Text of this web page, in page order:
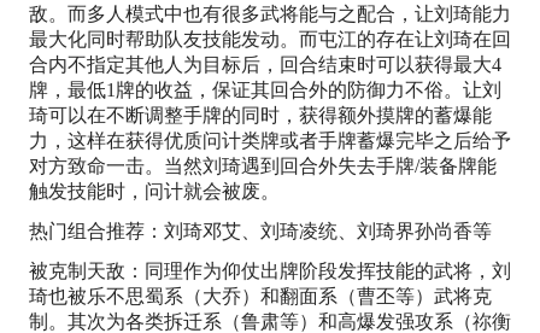
敌。而多人模式中也有很多武将能与之配合，让刘琦能力
最大化同时帮助队友技能发动。而屯江的存在让刘琦在回
合内不指定其他人为目标后，回合结束时可以获得最大4
牌，最低1牌的收益，保证其回合外的防御力不俗。让刘
琦可以在不断调整手牌的同时，获得额外摸牌的蓄爆能
力，这样在获得优质问计类牌或者手牌蓄爆完毕之后给予
对方致命一击。当然刘琦遇到回合外失去手牌/装备牌能
触发技能时，问计就会被废。
热门组合推荐：刘琦邓艾、刘琦凌统、刘琦界孙尚香等
被克制天敌：同理作为仰仗出牌阶段发挥技能的武将，刘
琦也被乐不思蜀系（大乔）和翻面系（曹丕等）武将克
制。其次为各类拆迁系（鲁肃等）和高爆发强攻系（祢衡